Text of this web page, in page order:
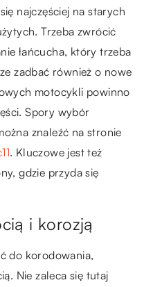
najczęściej na starych
Trzeba zwrócić
łańcucha, który trzeba
zadbać również o nowe
motocykli powinno
Spory wybór
znaleźć na stronie
. Kluczowe jest też
gdzie przyda się
i korozją
do korodowania,
Nie zaleca się tutaj